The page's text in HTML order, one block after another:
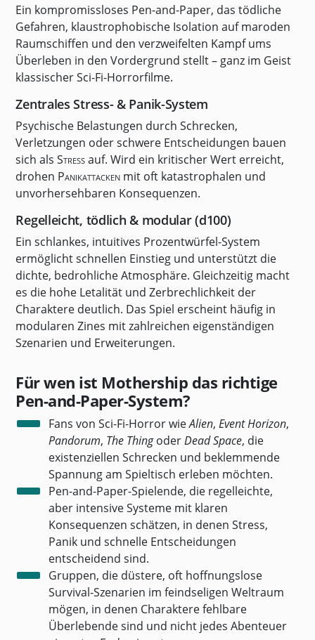
Ein kompromissloses Pen-and-Paper, das tödliche
Gefahren, klaustrophobische Isolation auf maroden
Raumschiffen und den verzweifelten Kampf ums
Überleben in den Vordergrund stellt – ganz im Geist
klassischer Sci-Fi-Horrorfilme.
Zentrales Stress- & Panik-System
Psychische Belastungen durch Schrecken,
Verletzungen oder schwere Entscheidungen bauen
sich alsStressauf. Wird ein kritischer Wert erreicht,
drohen Panikattacken mit oft katastrophalen und
unvorhersehbaren Konsequenzen.
Regelleicht, tödlich & modular (d100)
Ein schlankes, intuitives Prozentwürfel-System
ermöglicht schnellen Einstieg und unterstützt die
dichte, bedrohliche Atmosphäre. Gleichzeitig macht
es die hohe Letalität und Zerbrechlichkeit der
Charaktere deutlich. Das Spiel erscheint häufig in
modularen Zines mit zahlreichen eigenständigen
Szenarien und Erweiterungen.
Für wen ist Mothership das richtige
Pen-and-Paper-System?
Fans von Sci-Fi-Horror wieAlien,Event Horizon,
Pandorum, The ThingoderDead Space, die
existenziellen Schrecken und beklemmende
Spannung am Spieltisch erleben möchten.
Pen-and-Paper-Spielende, die regelleichte,
aber intensive Systeme mit klaren
Konsequenzen schätzen, in denen Stress,
Panik und schnelle Entscheidungen
entscheidend sind.
Gruppen, die düstere, oft hoffnungslose
Survival-Szenarien im feindseligen Weltraum
mögen, in denen Charaktere fehlbare
Überlebende sind und nicht jedes Abenteuer